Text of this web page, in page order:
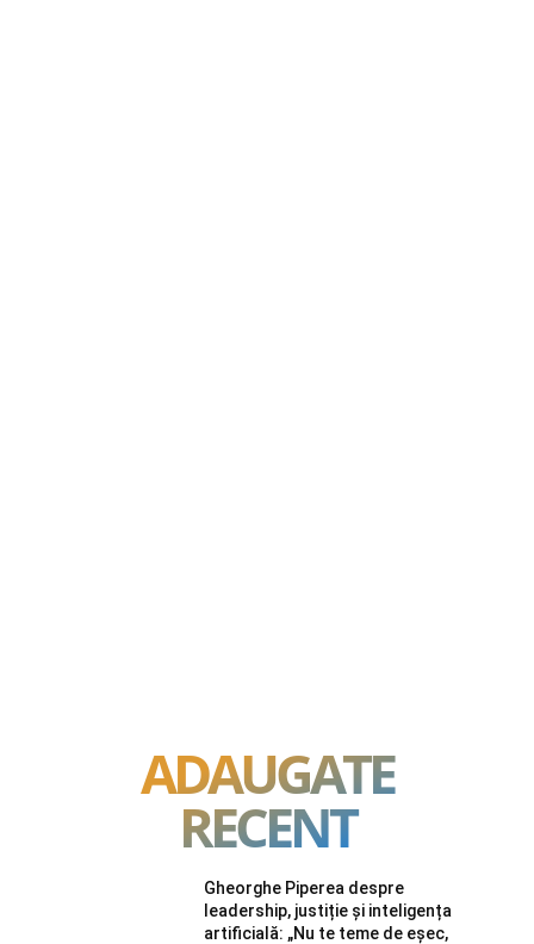
ADAUGATE
RECENT
Gheorghe Piperea despre
leadership, justiție și inteligența
artificială: „Nu te teme de eșec,